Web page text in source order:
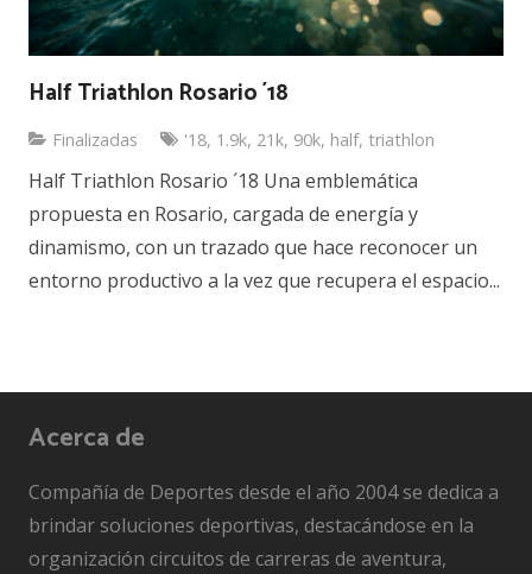
Half Triathlon Rosario ´18
Finalizadas '18, 1.9k, 21k, 90k, half, triathlon
Half Triathlon Rosario ´18 Una emblemática
propuesta en Rosario, cargada de energía y
dinamismo, con un trazado que hace reconocer un
entorno productivo a la vez que recupera el espacio...
Acerca de
Compañía de Deportes desde el año 2004 se dedica a
brindar soluciones deportivas, destacándose en la
organización circuitos de carreras de aventura,